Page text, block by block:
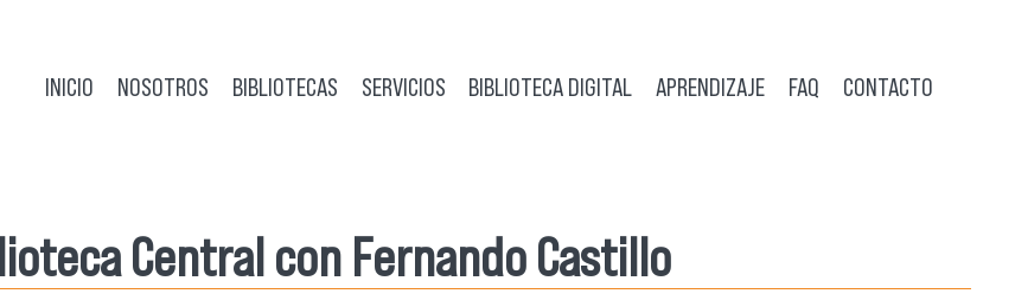
INICIO NOSOTROS BIBLIOTECAS SERVICIOS BIBLIOTECA DIGITAL APRENDIZAJE FAQ CONTACTO
Central con Fernando Castillo